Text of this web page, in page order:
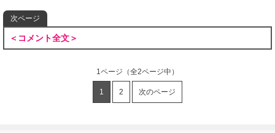
次ページ
＜コメント全文＞
1ページ （全2ページ中）
1 2 次のページ